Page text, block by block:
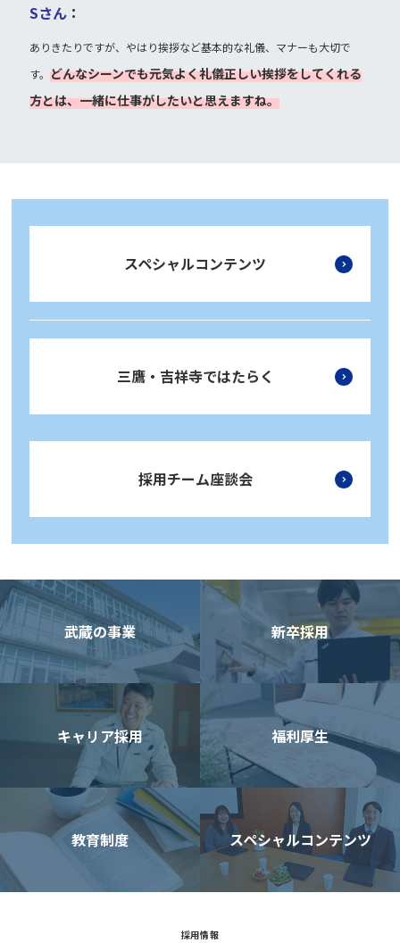
Sさん ：
ありきたりですが、やはり挨拶など基本的な礼儀、マナーも大切で
す。どんなシーンでも元気よく礼儀正しい挨拶をしてくれる
方とは、一緒に仕事がしたいと思えますね。
スペシャルコンテンツ
三鷹・吉祥寺ではたらく
採用チーム座談会
武蔵の事業 新卒採用
キャリア採用 福利厚生
教育制度 スペシャルコンテンツ
採用情報